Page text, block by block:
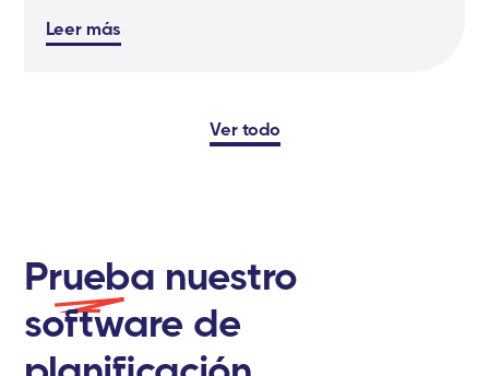
Leer más
Ver todo
Prueba nuestro
software de